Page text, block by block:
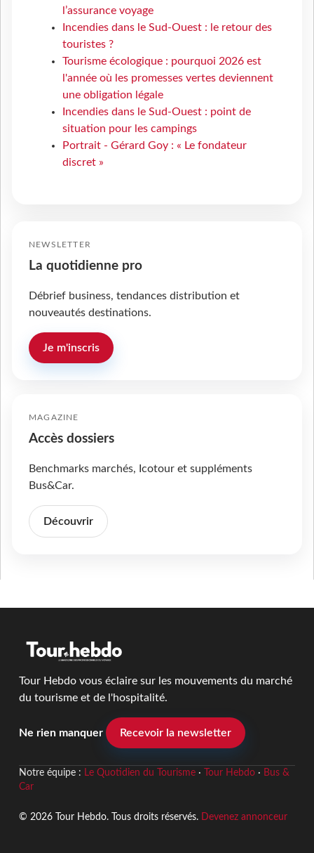
l’assurance voyage
Incendies dans le Sud-Ouest : le retour des
touristes ?
Tourisme écologique : pourquoi 2026 est
l'année où les promesses vertes deviennent
une obligation légale
Incendies dans le Sud-Ouest : point de
situation pour les campings
Portrait - Gérard Goy : « Le fondateur
discret »
NEWSLETTER
La quotidienne pro
Débrief business, tendances distribution et
nouveautés destinations.
Je m'inscris
MAGAZINE
Accès dossiers
Benchmarks marchés, Icotour et suppléments
Bus&Car.
Découvrir
Tour Hebdo vous éclaire sur les mouvements du marché
du tourisme et de l'hospitalité.
Ne rien manquer Recevoir la newsletter
Notre équipe : Le Quotidien du Tourisme· Tour Hebdo· Bus &
Car
© 2026 Tour Hebdo. Tous droits réservés. Devenez annonceur